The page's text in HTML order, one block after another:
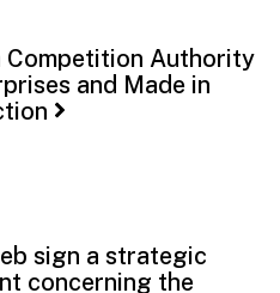
Competition Authority
and Made in
sign a strategic
concerning the